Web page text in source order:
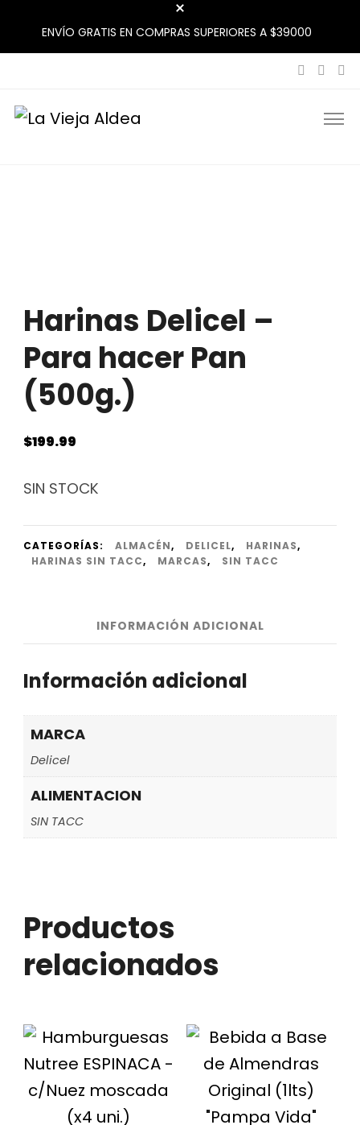
ENVÍO GRATIS EN COMPRAS SUPERIORES A $39000
La Vieja Aldea
Tu Mercado Natural Cerca
Harinas Delicel –
Para hacer Pan
(500g.)
$199.99
SIN STOCK
CATEGORÍAS: ALMACÉN, DELICEL, HARINAS,
HARINAS SIN TACC, MARCAS, SIN TACC
INFORMACIÓN ADICIONAL
Información adicional
MARCA
Delicel
ALIMENTACION
SIN TACC
Productos
relacionados